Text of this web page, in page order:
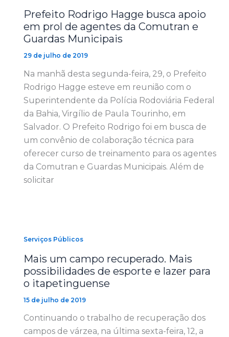
Prefeito Rodrigo Hagge busca apoio
em prol de agentes da Comutran e
Guardas Municipais
29 de julho de 2019
Na manhã desta segunda-feira, 29, o Prefeito
Rodrigo Hagge esteve em reunião com o
Superintendente da Polícia Rodoviária Federal
da Bahia, Virgílio de Paula Tourinho, em
Salvador. O Prefeito Rodrigo foi em busca de
um convênio de colaboração técnica para
oferecer curso de treinamento para os agentes
da Comutran e Guardas Municipais. Além de
solicitar
Serviços Públicos
Mais um campo recuperado. Mais
possibilidades de esporte e lazer para
o itapetinguense
15 de julho de 2019
Continuando o trabalho de recuperação dos
campos de várzea, na última sexta-feira, 12, a